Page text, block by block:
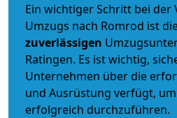
Ein wichtiger Schritt bei der
Umzugs nach Romrod ist
zuverlässigen
Ratingen. Es ist wichtig,
Unternehmen über die
und Ausrüstung verfügt,
erfolgreich durchzuführen.